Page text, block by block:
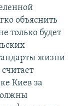
объяснить
только будет
жизни
Киев за